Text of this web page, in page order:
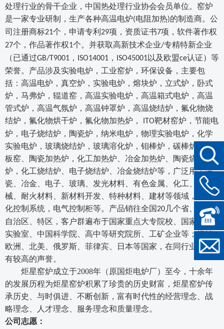
处理行业的骨干企业，中国热处理行业协会会员单位。 窑炉
是一家专业研制，生产各种高温电炉(电阻加热)的制造商。公
司注册商标21个，申请专利 29项，资质证书7项，软件著作权
27个，作品著作权1个。 并获取高新技术企业/专精特新企业
（已通过GB/T9001 ， ISO14001 ， ISO45001以及欧盟ce认证） 等
荣誉。 产品涉及实验电炉，工业窑炉，环保设备，主要包
括：高温电炉，真空炉，实验电炉，熔块炉，立式炉，卧式
炉，马弗炉，辊道窑，高温实验电炉，高温箱式电炉，高温
管式炉，高温气氛炉，高温钟罩炉，高温烧结炉，氟化物烧
结炉，氟化物烘干炉，氟化物加热炉， ITO靶材窑炉，节能电
炉，电子烧结炉，陶瓷炉，纳米电炉，物理实验电炉，化学
实验电炉，玻璃烧结炉，玻璃溶化炉，钼棒炉，碳棒炉，推
板窑、陶瓷加热炉，化工加热炉、冶金加热炉、陶瓷烧结
炉，化工烧结炉、电子烧结炉、冶金烧结炉等，广泛用于陶
瓷、冶金、电子、玻璃、发光材料、有色金属、化工、机
械、耐火材料、新材料开发、特种材料、建材等领域，自动
化控制系统，电气控制柜等。 产品销往全国20几个省、市、
自治区、特区， 客户群遍布于国家重点大专院校、国家重点
实验室、中国科学院、高中等研究院所
工矿企业等 ；远销
欧洲、北美、俄罗斯、菲律宾、日本等国家，在同行业中享
有较高的声誉。
炬星窑炉成立于2008年 （原国炬电炉厂） 至今，十余年
的发展历程为炬星窑炉积累了珍贵的历史财富，炬星窑炉传
承历史、与时俱进、不断创新，富有时代性的经营理念、战
略理念、人才理念、服务理念和质量理念。
公司志愿：